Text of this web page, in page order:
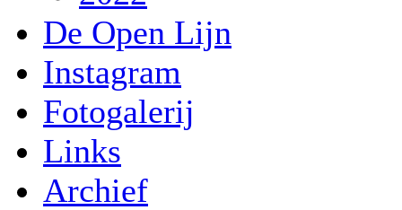
De Open Lijn
Instagram
Fotogalerij
Links
Archief